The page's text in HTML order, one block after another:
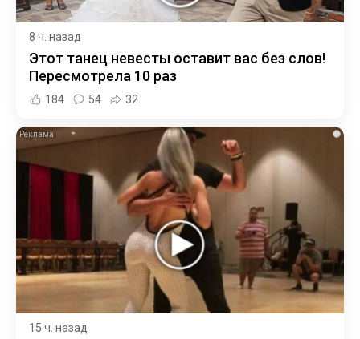
8 ч. назад
Этот танец невесты оставит вас без слов!
Пересмотрела 10 раз
184 54 32
i
15 ч. назад